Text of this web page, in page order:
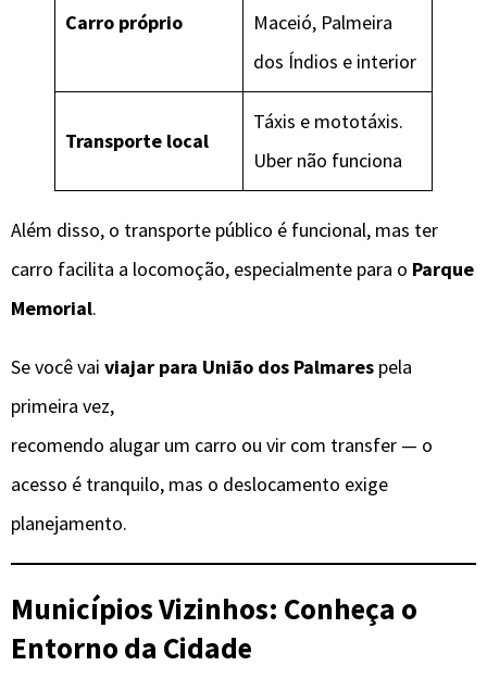
Carro próprio
Maceió, Palmeira
dos Índios e interior
Transporte local
Táxis e mototáxis.
Uber não funciona
Além disso, o transporte público é funcional, mas ter
carro facilita a locomoção, especialmente para o Parque
Memorial.
Se você vai viajar para União dos Palmares pela
primeira vez,
recomendo alugar um carro ou vir com transfer — o
acesso é tranquilo, mas o deslocamento exige
planejamento.
Municípios Vizinhos: Conheça o
Entorno da Cidade